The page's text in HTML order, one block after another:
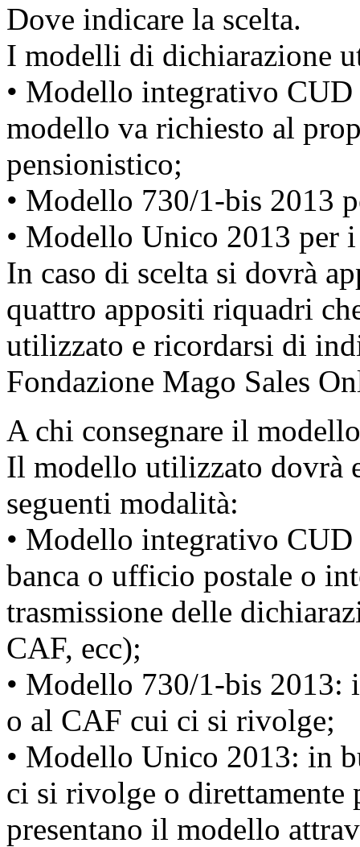
Dove indicare la scelta.
I modelli di dichiarazione
• Modello integrativo
modello va richiesto al
pensionistico;
• Modello 730/1-bis 2013
• Modello Unico 2013 per
In caso di scelta si dovrà
quattro appositi riquadri
utilizzato e ricordarsi di
Fondazione Mago Sales
A chi consegnare il
Il modello utilizzato dovrà
seguenti modalità:
• Modello integrativo CUD
banca o ufficio postale o
trasmissione delle
CAF, ecc);
• Modello 730/1-bis 2013:
o al CAF cui ci si rivolge;
• Modello Unico 2013: in
ci si rivolge o direttamente
presentano il modello